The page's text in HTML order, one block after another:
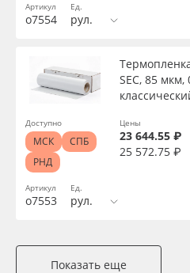
Артикул
о7554
Ед.
рул.
Артикул
о7553
SEC, 85
Ед.
рул.
Цены
23 644.55 ₽
25 572.75 ₽
Доступно
МСК
СПБ
РНД
Показать еще